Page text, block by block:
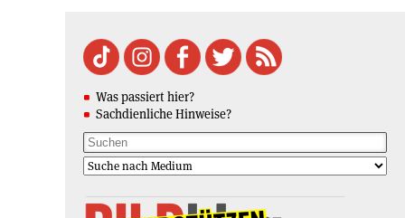
Was passiert hier?
Sachdienliche Hinweise?